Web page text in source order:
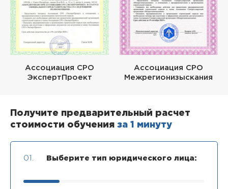
Ассоциация СРО
ЭкспертПроект
Ассоциация СРО
Межрегионизыскания
Получите предварительный расчет
стоимости обучения за 1 минуту
01. Выберите тип юридического лица: